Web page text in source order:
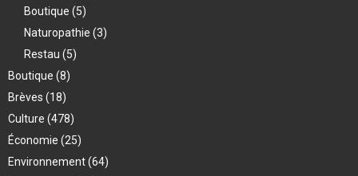
Boutique (5)
Naturopathie (3)
Restau (5)
Boutique (8)
Brèves (18)
Culture (478)
Économie (25)
Environnement(64)